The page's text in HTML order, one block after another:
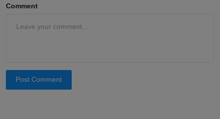
Comment
Post Comment